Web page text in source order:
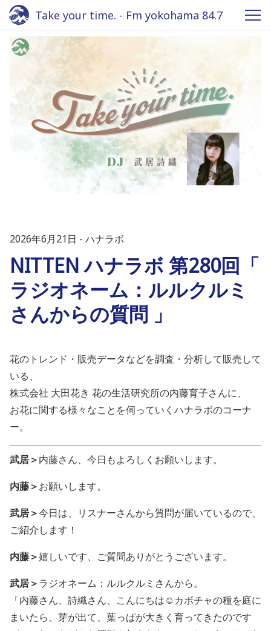
Take your time. - Fm yokohama 84.7
2026年6月21日 ハナラボ
NITTEN ハナラボ 第280回「
ラジオネーム：ルルクルミ
さんからの質問 」
花のトレンド・販売データなどを調査・分析して販売して
いる、
株式会社 大田花き 花の生活研究所の内藤育子さんに、
お花に関する様々なことを伺っていくハナラボのコーナ
ー。
武居＞内藤さん、今日もよろしくお願いします。
内藤＞お願いします。
武居＞今日は、リスナーさんから質問が届いているので、
ご紹介します！
内藤＞嬉しいです、ご質問ありがとうございます。
武居＞ラジオネーム：ルルクルミさんから。
「内藤さん、詩織さん、こんにちは☺️カボチャの種を庭に
まいたら、芽が出て、葉っぱが大きく育ってきたのです